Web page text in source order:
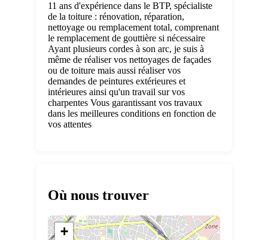
11 ans d'expérience dans le BTP, spécialiste
de la toiture : rénovation, réparation,
nettoyage ou remplacement total, comprenant
le remplacement de gouttière si nécessaire
Ayant plusieurs cordes à son arc, je suis à
même de réaliser vos nettoyages de façades
ou de toiture mais aussi réaliser vos
demandes de peintures extérieures et
intérieures ainsi qu'un travail sur vos
charpentes Vous garantissant vos travaux
dans les meilleures conditions en fonction de
vos attentes
Où nous trouver
+